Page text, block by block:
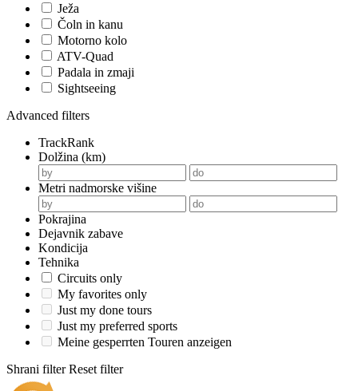
Ježa
Čoln in kanu
Motorno kolo
ATV-Quad
Padala in zmaji
Sightseeing
Advanced filters
TrackRank
Dolžina (km)
Metri nadmorske višine
Pokrajina
Dejavnik zabave
Kondicija
Tehnika
Circuits only
My favorites only
Just my done tours
Just my preferred sports
Meine gesperrten Touren anzeigen
Shrani filter Reset filter